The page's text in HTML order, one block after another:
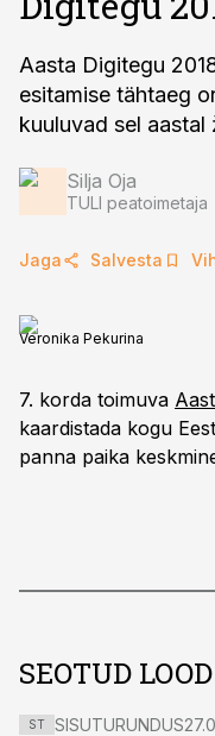
Aasta Digitegu
esitamise tähtaeg
kuuluvad sel aastal
Silja Oja
TULI peatoimetaja
Jaga Salvesta
Veronika Pekurina
7. korda toimuva
kaardistada kogu
panna paika
SEOTUD LOOD
ST SISUTURUNDUS